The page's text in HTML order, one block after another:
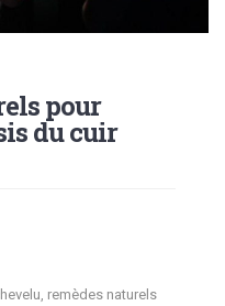
pour
du cuir
, remèdes naturels